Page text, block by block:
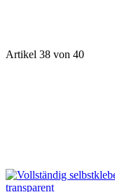
Artikel 38 von 40